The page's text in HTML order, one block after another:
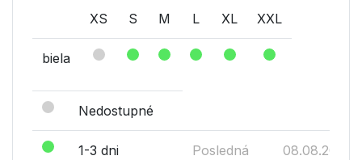
XS S M L XL XXL
biela
Nedostupné
1-3 dni
Posledná
08.08.2026